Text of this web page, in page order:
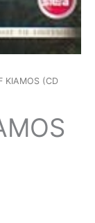
KIAMOS (CD